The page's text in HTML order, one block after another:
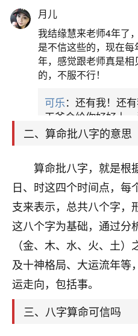
日、时这四个时间点对应
故称“八字”），结合阴阳
运的一种中国传统命理
每柱由一个天干和一个
柱的天干，代表命主自己
生生、克、扶、抑的作
二、算命批八字的意思
算命批八字，就是根
日、时这四个时间点，每
支来表示，总共八个字，
这八个字为基础，通过分
（金、木、水、火、土
及十神格局、大运流年等
运走向，包括事。
三、八字算命可信吗
月儿
我结缘慧来老师4年了
是不信这些的，现在
年，感觉跟老师真是
的，不服不行！
可乐：还有我！还
天爷会给你好好上
哪样不服都不行！
卦，认识老师3年了
17分钟前 来自湖北
心若莲花
我是做餐饮的，这两年
一家，要么生意不好
家底快败光了，真是倒
回事？
啊！